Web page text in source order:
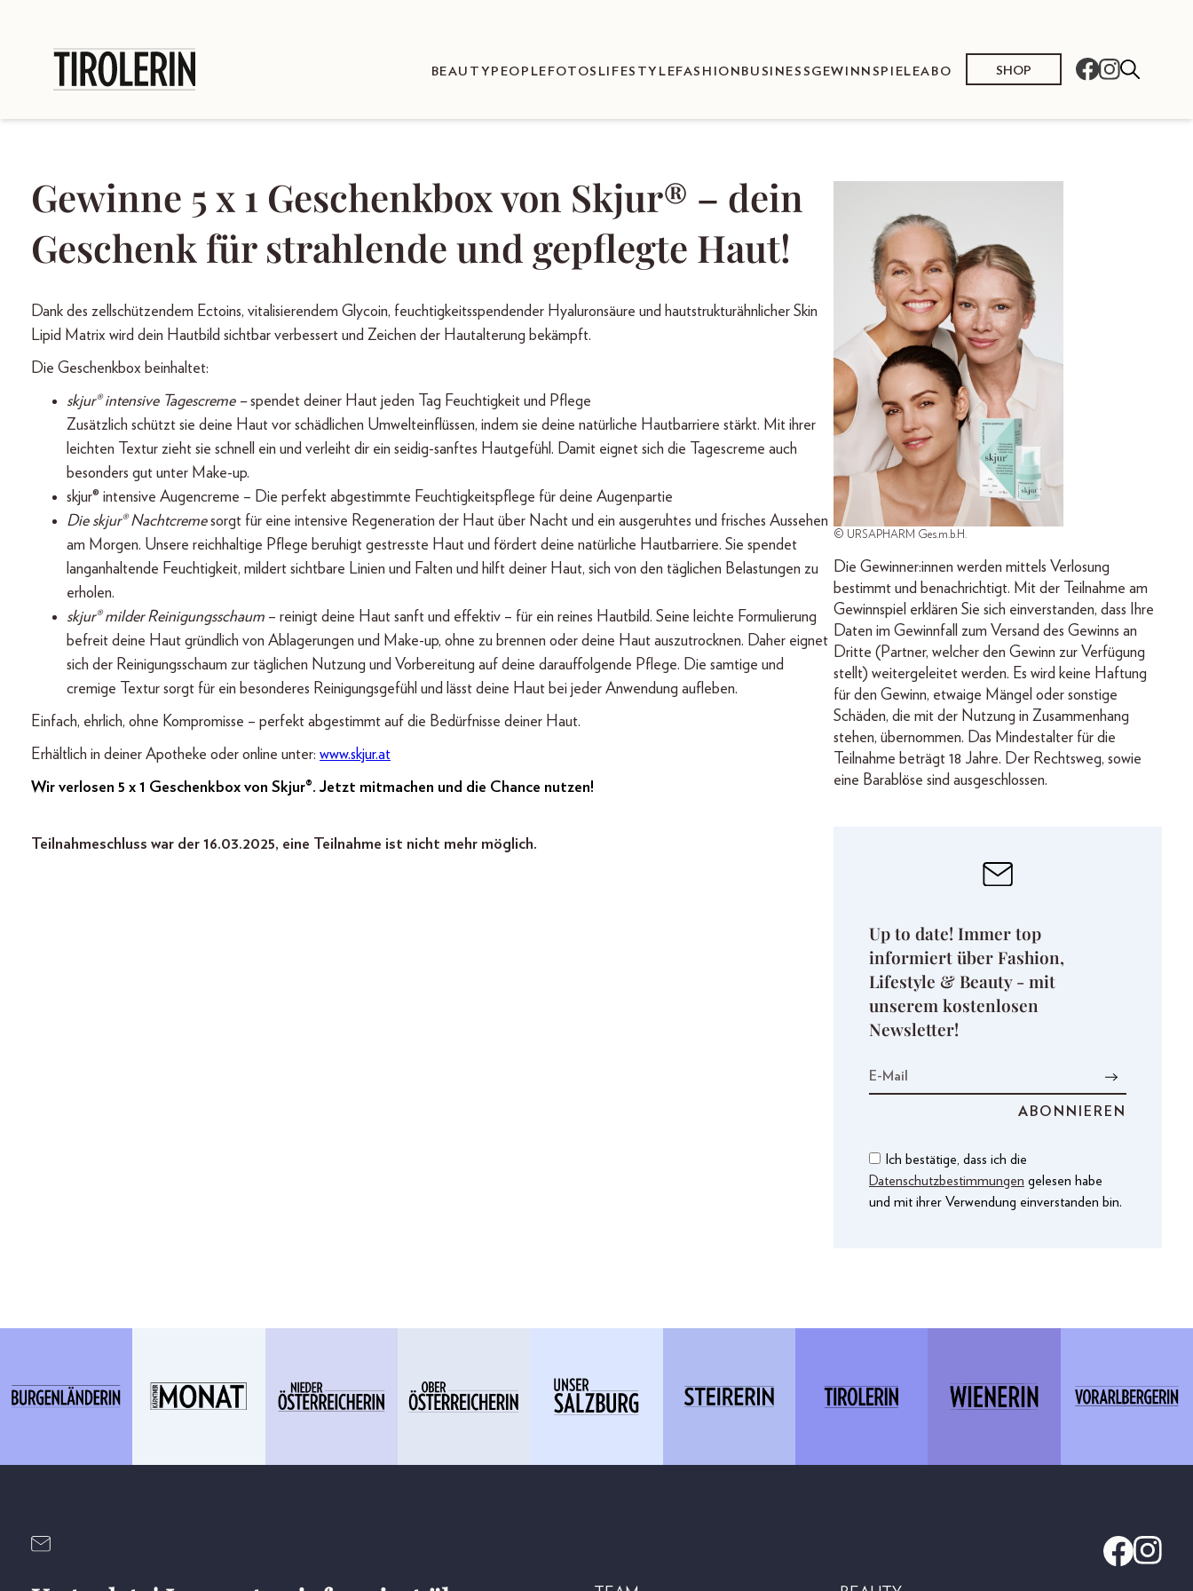
BEAUTY PEOPLE FOTOS LIFESTYLEFASHION BUSINESS GEWINNSPIELEABO SHOP
Gewinne 5 x 1 Geschenkbox von Skjur® – dein
Geschenk für strahlende und gepflegte Haut!
Dank des zellschützendem Ectoins, vitalisierendem Glycoin, feuchtigkeitsspendender Hyaluronsäure und hautstrukturähnlicher Skin
Lipid Matrix wird dein Hautbild sichtbar verbessert und Zeichen der Hautalterung bekämpft.
Die Geschenkbox beinhaltet:
skjur® intensive Tagescreme –spendet deiner Haut jeden Tag Feuchtigkeit und Pflege
Zusätzlich schützt sie deine Haut vor schädlichen Umwelteinflüssen, indem sie deine natürliche Hautbarriere stärkt. Mit ihrer
leichten Textur zieht sie schnell ein und verleiht dir ein seidig-sanftes Hautgefühl. Damit eignet sich die Tagescreme auch
besonders gut unter Make-up.
skjur® intensive Augencreme – Die perfekt abgestimmte Feuchtigkeitspflege für deine Augenpartie
Die skjur® Nachtcremesorgt für eine intensive Regeneration der Haut über Nacht und ein ausgeruhtes und frisches Aussehen
am Morgen. Unsere reichhaltige Pflege beruhigt gestresste Haut und fördert deine natürliche Hautbarriere. Sie spendet
langanhaltende Feuchtigkeit, mildert sichtbare Linien und Falten und hilft deiner Haut, sich von den täglichen Belastungen zu
erholen.
skjur® milder Reinigungsschaum – reinigt deine Haut sanft und effektiv – für ein reines Hautbild. Seine leichte Formulierung
befreit deine Haut gründlich von Ablagerungen und Make-up, ohne zu brennen oder deine Haut auszutrocknen. Daher eignet
sich der Reinigungsschaum zur täglichen Nutzung und Vorbereitung auf deine darauffolgende Pflege. Die samtige und
cremige Textur sorgt für ein besonderes Reinigungsgefühl und lässt deine Haut bei jeder Anwendung aufleben.
Einfach, ehrlich, ohne Kompromisse – perfekt abgestimmt auf die Bedürfnisse deiner Haut.
Erhältlich in deiner Apotheke oder online unter: www.skjur.at
Wir verlosen 5 x 1 Geschenkbox von Skjur®. Jetzt mitmachen und die Chance nutzen!
Teilnahmeschluss war der 16.03.2025, eine Teilnahme ist nicht mehr möglich.
© URSAPHARM Ges.m.b.H.
Die Gewinner:innen werden mittels Verlosung
bestimmt und benachrichtigt. Mit der Teilnahme am
Gewinnspiel erklären Sie sich einverstanden, dass Ihre
Daten im Gewinnfall zum Versand des Gewinns an
Dritte (Partner, welcher den Gewinn zur Verfügung
stellt) weitergeleitet werden. Es wird keine Haftung
für den Gewinn, etwaige Mängel oder sonstige
Schäden, die mit der Nutzung in Zusammenhang
stehen, übernommen. Das Mindestalter für die
Teilnahme beträgt 18 Jahre. Der Rechtsweg, sowie
eine Barablöse sind ausgeschlossen.
Up to date! Immer top
informiert über Fashion,
Lifestyle & Beauty - mit
unserem kostenlosen
Newsletter!
Ich bestätige, dass ich die
Datenschutzbestimmungen gelesen habe
und mit ihrer Verwendung einverstanden bin.